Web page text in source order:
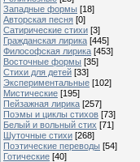
Западные формы [18]
Авторская песня [0]
Сатирические стихи [3]
Гражданская лирика [445]
Философская лирика [453]
Восточные формы [35]
Стихи для детей [33]
Экспериментальные [102]
Мистические [195]
Пейзажная лирика [257]
Поэмы и циклы стихов [73]
Белый и вольный стих [71]
Шуточные стихи [268]
Поэтические переводы [54]
Готические [40]